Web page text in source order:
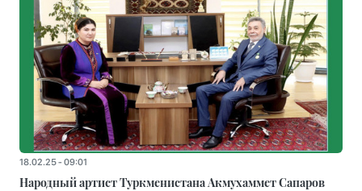
18.02.25 - 09:01
Народный артист Туркменистана Акмухаммет Сапаров